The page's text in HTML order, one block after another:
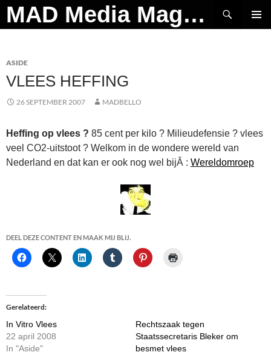
Ga
naar
MAD Media Magazine
Zoeken
ASIDE
VLEES HEFFING
26 SEPTEMBER 2007 MADBELLO
Heffing op vlees ? 85 cent per kilo ? Milieudefensie ? vlees
veel CO2-uitstoot ? Welkom in de wondere wereld van
Nederland en dat kan er ook nog wel bijÂ : Wereldomroep
DEEL DEZE CONTENT EN MAAK MIJ BLIJ.
Gerelateerd
In Vitro Vlees
22 april 2008
In "Aside"
Rechtszaak tegen
Staatssecretaris Bleker om
besmet vlees